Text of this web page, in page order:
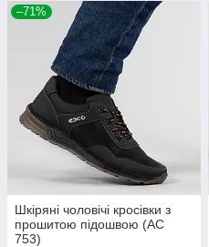
–71%
Шкіряні чоловічі кросівки з
прошитою підошвою (АС
753)